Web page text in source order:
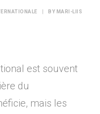
BY MARI-LIIS
est souvent
du
mais les